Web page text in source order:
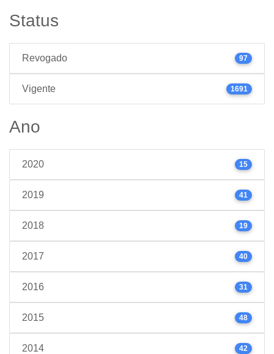
Status
Revogado 97
Vigente 1691
Ano
2020 15
2019 41
2018 19
2017 40
2016 31
2015 48
2014 42